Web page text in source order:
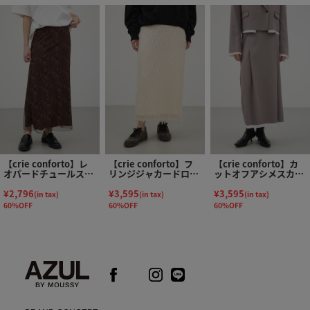
【crie conforto】レ
オパードチュールスカ
¥2,796(in tax)
60%OFF
【crie conforto】フ
リンジジャカードロン
¥3,595(in tax)
60%OFF
【crie conforto】カ
ットオフアシメスカー
¥3,595(in tax)
60%OFF